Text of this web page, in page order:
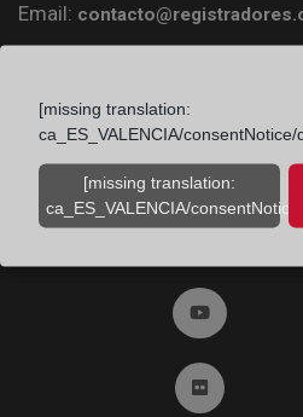
Email:
Ir a
Ir a
Ir a Flickr
[missing translation:
ca_ES_VALENCIA/consentNotice/
[missing translation:
ca_ES_VALENCIA/